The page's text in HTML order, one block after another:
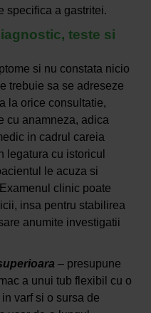
specifica a gastritei.
teste si
si nu constata nicio
trebuie sa se adreseze
la orice consultatie,
cu anamneza, adica
in cadrul careia
legatura cu istoricul
le acuza si
clinic poate
insa pentru stabilirea
anumite investigatii
– presupune
a unui tub flexibil cu o
varf si o sursa de